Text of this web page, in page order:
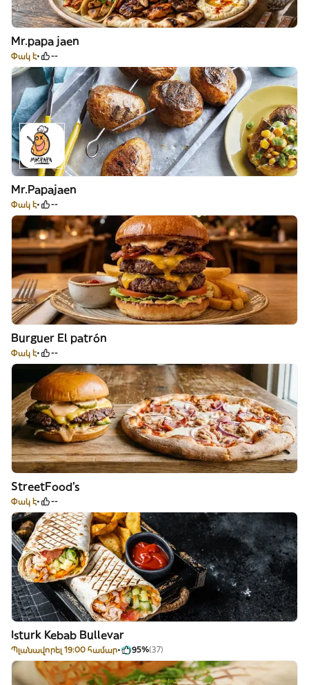
Mr.papa jaen
Փակ է --
Mr.Papajaen
Փակ է --
Burguer El patrón
Փակ է --
StreetFood’s
Փակ է --
Isturk Kebab Bullevar
Պլանավորել 19:00 համար 95%(37)